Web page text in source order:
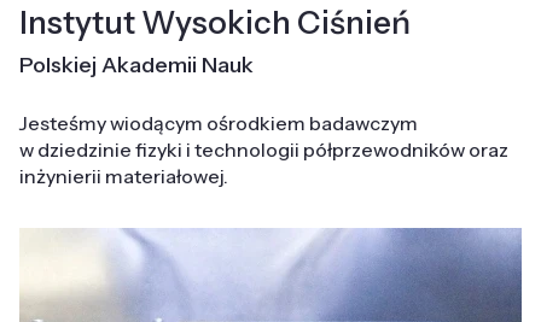
Instytut Wysokich Ciśnień
Polskiej Akademii Nauk
Jesteśmy wiodącym ośrodkiem badawczym
w dziedzinie fizyki i technologii półprzewodników oraz
inżynierii materiałowej.